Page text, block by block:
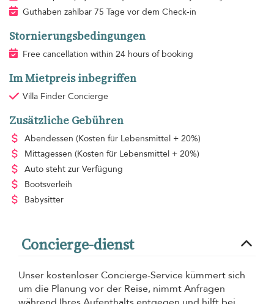
Guthaben zahlbar 75 Tage vor dem Check-in
Stornierungsbedingungen
Free cancellation within 24 hours of booking
Im Mietpreis inbegriffen
Villa Finder Concierge
Zusätzliche Gebühren
Abendessen (Kosten für Lebensmittel + 20%)
Mittagessen (Kosten für Lebensmittel + 20%)
Auto steht zur Verfügung
Bootsverleih
Babysitter
Concierge-dienst
Unser kostenloser Concierge-Service kümmert sich
um die Planung vor der Reise, nimmt Anfragen